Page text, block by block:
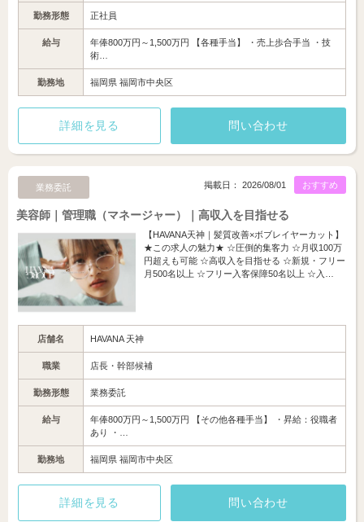
勤務形態 正社員
給与
年俸800万円～1,500万円 【各種手当】 ・売上歩合手当 ・技
術…
勤務地 福岡県 福岡市中央区
詳細を見る 問い合わせ
業務委託 おすすめ
掲載日： 2026/08/01
美容師｜管理職（マネージャー）｜高収入を目指せる
【HAVANA天神｜髪質改善×ボブレイヤーカット】
★この求人の魅力★ ☆圧倒的集客力 ☆月収100万
円超えも可能 ☆高収入を目指せる ☆新規・フリー
月500名以上 ☆フリー入客保障50名以上 ☆入…
店舗名 HAVANA 天神
職業 店長・幹部候補
勤務形態 業務委託
給与
年俸800万円～1,500万円 【その他各種手当】 ・昇給：役職者
あり ・…
勤務地 福岡県 福岡市中央区
詳細を見る 問い合わせ